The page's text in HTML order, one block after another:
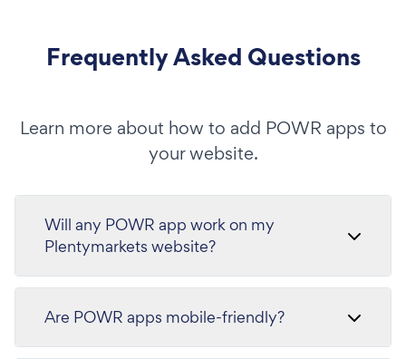
Frequently Asked Questions
Learn more about how to add POWR apps to
your website.
Will any POWR app work on my
Plentymarkets website?
Are POWR apps mobile-friendly?